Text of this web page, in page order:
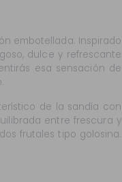
embotellada. Inspirado
dulce y refrescante
esa sensación de
de la sandía con
entre frescura y
frutales tipo golosina.